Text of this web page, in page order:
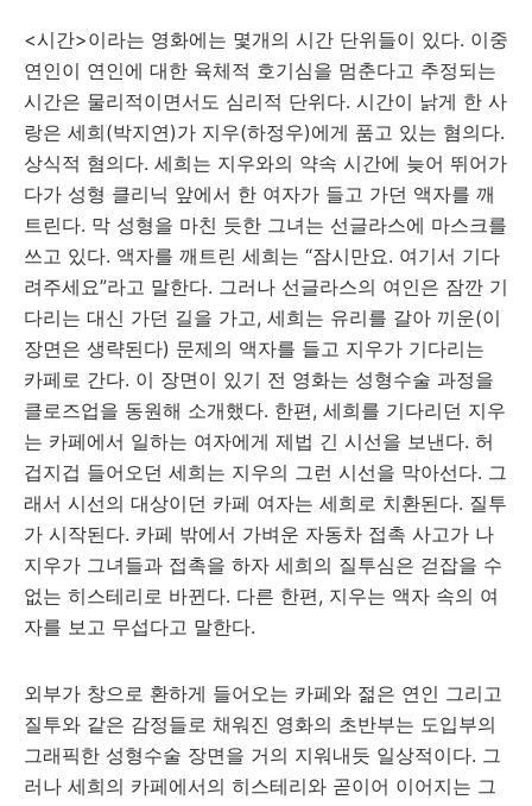
<시간>이라는 영화에는 몇개의 시간 단위들이 있다. 이중
연인이 연인에 대한 육체적 호기심을 멈춘다고 추정되는
시간은 물리적이면서도 심리적 단위다. 시간이 낡게 한 사
랑은 세희(박지연)가 지우(하정우)에게 품고 있는 혐의다.
상식적 혐의다. 세희는 지우와의 약속 시간에 늦어 뛰어가
다가 성형 클리닉 앞에서 한 여자가 들고 가던 액자를 깨
트린다. 막 성형을 마친 듯한 그녀는 선글라스에 마스크를
쓰고 있다. 액자를 깨트린 세희는 “잠시만요. 여기서 기다
려주세요”라고 말한다. 그러나 선글라스의 여인은 잠깐 기
다리는 대신 가던 길을 가고, 세희는 유리를 갈아 끼운(이
장면은 생략된다) 문제의 액자를 들고 지우가 기다리는
카페로 간다. 이 장면이 있기 전 영화는 성형수술 과정을
클로즈업을 동원해 소개했다. 한편, 세희를 기다리던 지우
는 카페에서 일하는 여자에게 제법 긴 시선을 보낸다. 허
겁지겁 들어오던 세희는 지우의 그런 시선을 막아선다. 그
래서 시선의 대상이던 카페 여자는 세희로 치환된다. 질투
가 시작된다. 카페 밖에서 가벼운 자동차 접촉 사고가 나
지우가 그녀들과 접촉을 하자 세희의 질투심은 걷잡을 수
없는 히스테리로 바뀐다. 다른 한편, 지우는 액자 속의 여
자를 보고 무섭다고 말한다.
외부가 창으로 환하게 들어오는 카페와 젊은 연인 그리고
질투와 같은 감정들로 채워진 영화의 초반부는 도입부의
그래픽한 성형수술 장면을 거의 지워내듯 일상적이다. 그
러나 세희의 카페에서의 히스테리와 곧이어 이어지는 그